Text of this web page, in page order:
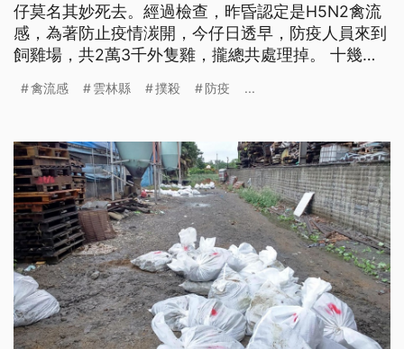
仔莫名其妙死去。經過檢查，昨昏認定是H5N2禽流
感，為著防止疫情湠開，今仔日透早，防疫人員來到
飼雞場，共2萬3千外隻雞，攏總共處理掉。 十幾名
林縣斗南鎮一處養雞場，在12月28號發現雞隻異常
性禽流感，1月1號上午進行撲殺作業，總計撲殺2萬3
千多隻雞。 ==
禽流感 雲林縣 撲殺 防疫 ...